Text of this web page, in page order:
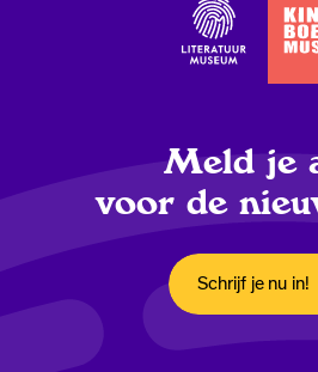
Meld je
voor de
Opent in een
Schrijf je nu in!